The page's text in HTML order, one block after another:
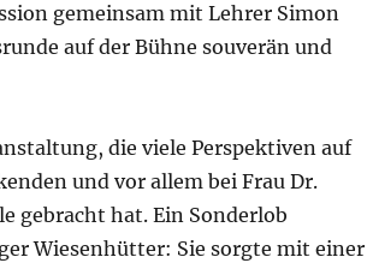
gemeinsam mit Lehrer Simon
auf der Bühne souverän und
die viele Perspektiven auf
und vor allem bei Frau Dr.
gebracht hat. Ein Sonderlob
Wiesenhütter: Sie sorgte mit einer